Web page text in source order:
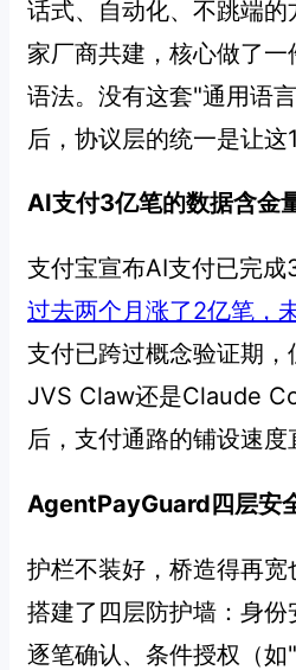
话式、自动化、不跳端
家厂商共建，核心做了
语法。没有这套"通用语
后，协议层的统一是让
AI支付3亿笔的数据含金
支付宝宣布AI支付已完
过去两个月涨了2亿笔，
支付已跨过概念验证期，
JVS Claw还是Claude
后，支付通路的铺设速度
AgentPayGuard四层安
护栏不装好，桥造得再
搭建了四层防护墙：身
逐笔确认、条件授权（